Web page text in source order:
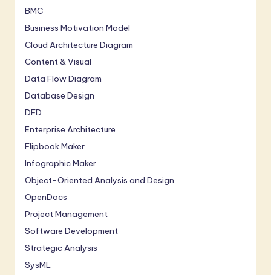
BMC
Business Motivation Model
Cloud Architecture Diagram
Content & Visual
Data Flow Diagram
Database Design
DFD
Enterprise Architecture
Flipbook Maker
Infographic Maker
Object-Oriented Analysis and Design
OpenDocs
Project Management
Software Development
Strategic Analysis
SysML